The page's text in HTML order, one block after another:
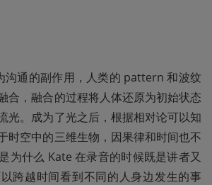
沟通的副作用，人类的 pattern 和波纹
合，融合的过程将人体还原为初始状态
。成为了光之后，根据相对论可以知
时空中的三维生物，因果律和时间也不
为什么 Kate 在录音的时候既是讲者又
跨越时间看到不同的人身边发生的事